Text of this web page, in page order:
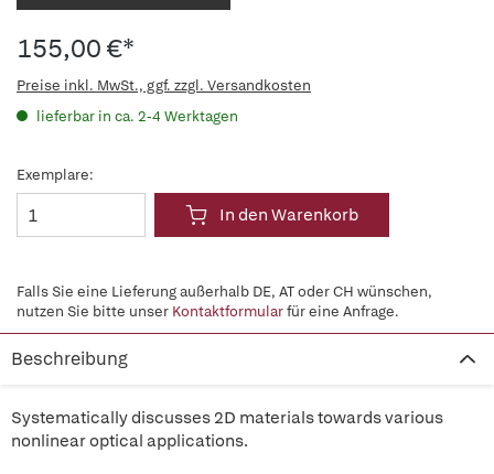
155,00 €*
Preise inkl. MwSt., ggf. zzgl. Versandkosten
lieferbar in ca. 2-4 Werktagen
Exemplare:
In den Warenkorb
Falls Sie eine Lieferung außerhalb DE, AT oder CH wünschen,
nutzen Sie bitte unser Kontaktformularfür eine Anfrage.
Beschreibung
Systematically discusses 2D materials towards various
nonlinear optical applications.